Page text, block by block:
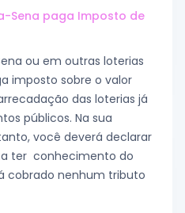
Sena paga Imposto de
ou em outras loterias
imposto sobre o valor
das loterias já
públicos. Na sua
você deverá declarar
ter conhecimento do
cobrado nenhum tributo